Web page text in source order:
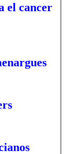
el cancer